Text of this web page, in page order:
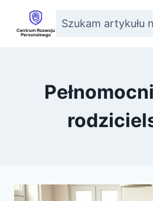
Przejdź
treści
Szukam artykułu